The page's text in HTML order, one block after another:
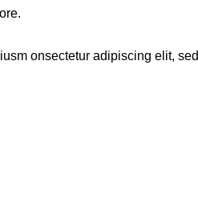
onsectetur adipiscing elit, sed